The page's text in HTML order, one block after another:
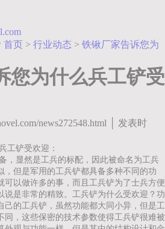
首页 > 行业动态 > 铁锹厂家告诉您为
您为什么兵工铲受
news272548.html │ 发表时
工铲受欢迎：
，显然是工兵的标配，因此被命名为工兵
，但是军用的工兵铲都具备多种不同的功
可以做许多的事，而且工兵铲为了士兵方便
说是非常的精致。工兵铲为什么受欢迎？功
己的工兵铲，虽然功能都大同小异，但是工
同，这些保密的技术参数使得工兵铲很难被